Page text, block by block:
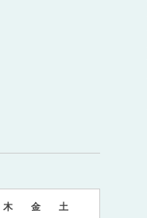
木 金 土